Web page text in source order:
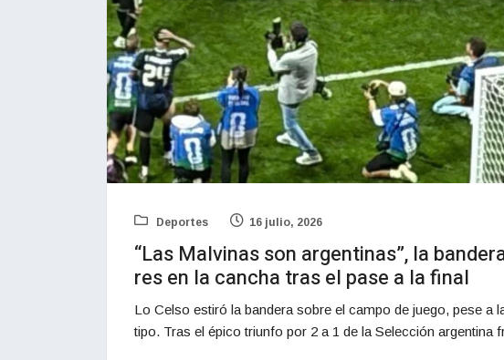
Deportes 16 julio, 2026
“Las Malvinas son argentinas”, la
res en la cancha tras el pase a la final
Lo Celso estiró la bandera sobre el campo de juego, pese a
tipo. Tras el épico triunfo por 2 a 1 de la Selección argentina